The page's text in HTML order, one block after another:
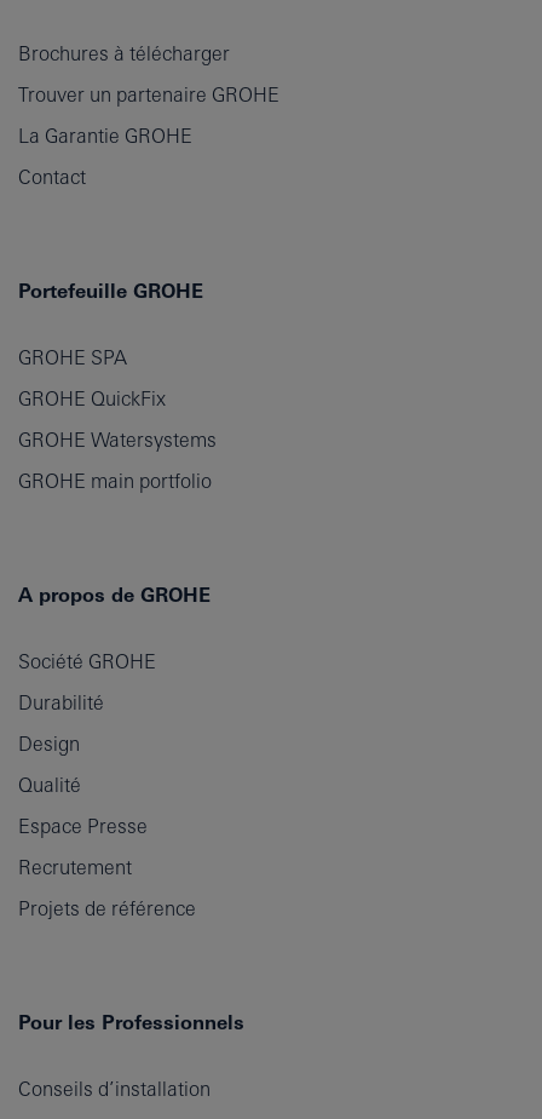
Brochures à télécharger
Trouver un partenaire GROHE
La Garantie GROHE
Contact
Portefeuille GROHE
GROHE SPA
GROHE QuickFix
GROHE Watersystems
GROHE main portfolio
A propos de GROHE
Société GROHE
Durabilité
Design
Qualité
Espace Presse
Recrutement
Projets de référence
Pour les Professionnels
Conseils d’installation